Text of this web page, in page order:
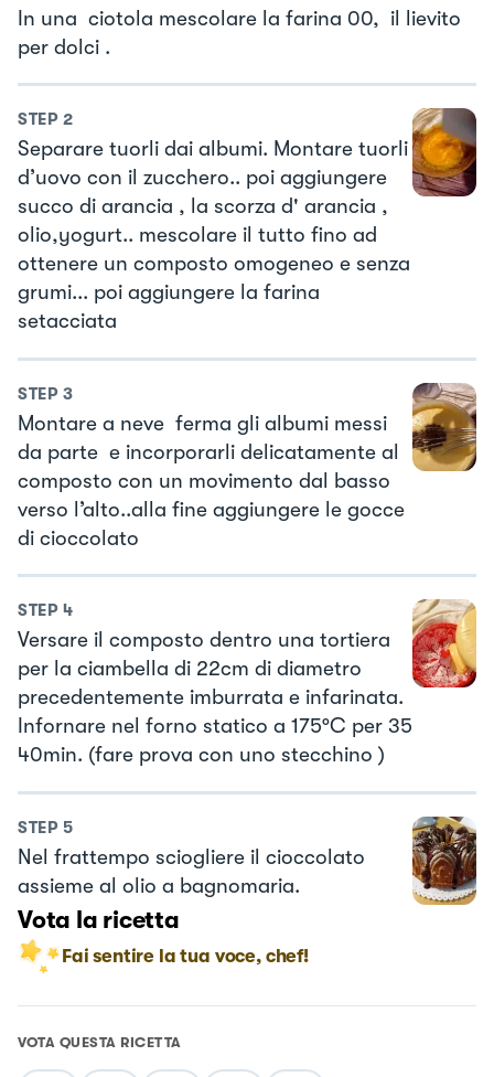
In una ciotola mescolare la farina 00, il lievito
per dolci .
STEP 2
Separare tuorli dai albumi. Montare tuorli
d’uovo con il zucchero.. poi aggiungere
succo di arancia , la scorza d' arancia ,
olio,yogurt.. mescolare il tutto fino ad
ottenere un composto omogeneo e senza
grumi... poi aggiungere la farina
setacciata
STEP 3
Montare a neve ferma gli albumi messi
da parte e incorporarli delicatamente al
composto con un movimento dal basso
verso l’alto..alla fine aggiungere le gocce
di cioccolato
STEP 4
Versare il composto dentro una tortiera
per la ciambella di 22cm di diametro
precedentemente imburrata e infarinata.
Infornare nel forno statico a 175°C per 35
40min. (fare prova con uno stecchino )
STEP 5
Nel frattempo sciogliere il cioccolato
assieme al olio a bagnomaria.
Vota la ricetta
Fai sentire la tua voce, chef!
VOTA QUESTA RICETTA